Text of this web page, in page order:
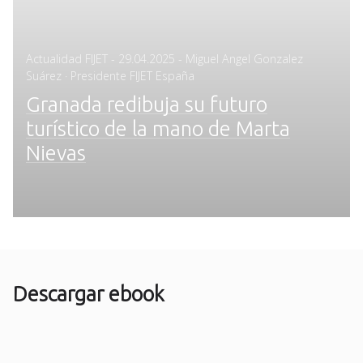
Actualidad FIJET - Posted
on
29.04.2025 - Miguel Angel Gonzalez
Suárez · Presidente FIJET España
Granada redibuja su futuro
turístico de la mano de Marta
Nievas
Descargar ebook